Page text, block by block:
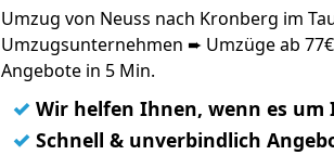
Umzug von Neuss nach Kronberg im
Umzugsunternehmen ➨ Umzüge ab
Angebote in 5 Min.
✓ Wir helfen Ihnen, wenn es um
✓ Schnell & unverbindlich